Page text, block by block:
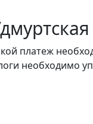
платеж
необходимо